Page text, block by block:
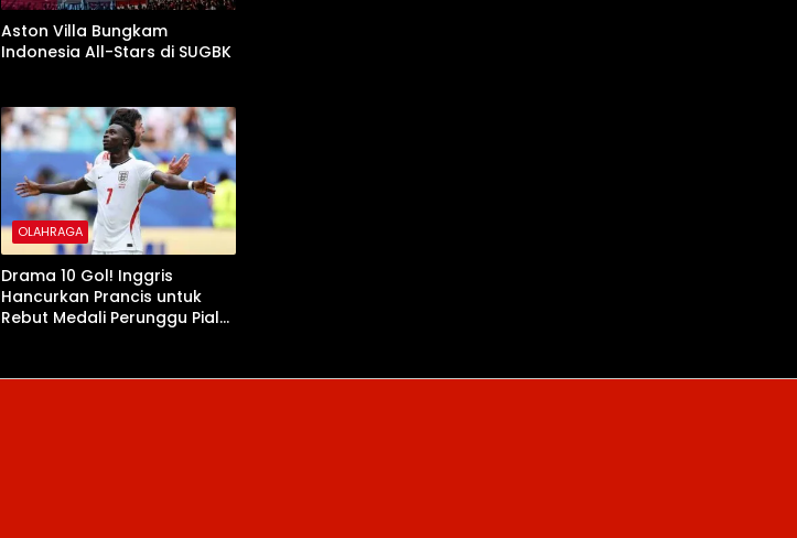
Aston Villa Bungkam
Indonesia All-Stars di SUGBK
OLAHRAGA
Drama 10 Gol! Inggris
Hancurkan Prancis untuk
Rebut Medali Perunggu Piala